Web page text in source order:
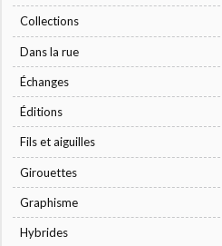
Collections
Dans la rue
Échanges
Éditions
Fils et aiguilles
Girouettes
Graphisme
Hybrides